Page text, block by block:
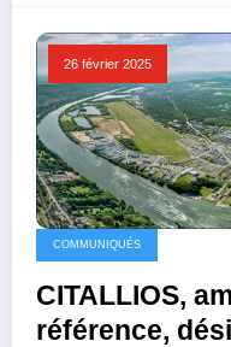
26 février 2025
COMMUNIQUÉS
CITALLIOS,
référence,